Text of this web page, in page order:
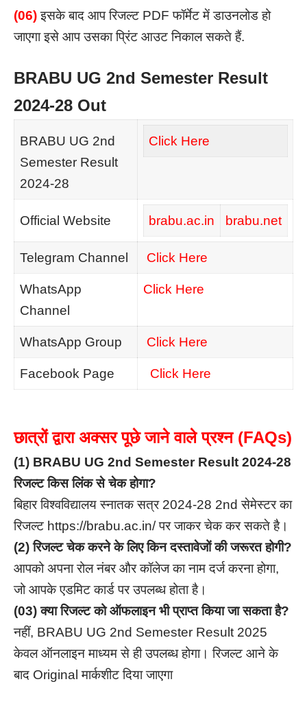
(06) इसके बाद आप रिजल्ट PDF फॉर्मेट में डाउनलोड हो
जाएगा इसे आप उसका प्रिंट आउट निकाल सकते हैं.
BRABU UG 2nd Semester Result
2024-28 Out
BRABU UG 2nd
Semester Result
2024-28
Click Here
Official Website brabu.ac.in brabu.net
Telegram Channel Click Here
WhatsApp
Channel
Click Here
WhatsApp Group Click Here
Facebook Page Click Here
छात्रों द्वारा अक्सर पूछे जाने वाले प्रश्न (FAQs)
(1) BRABU UG 2nd Semester Result 2024-28
रिजल्ट किस लिंक से चेक होगा?
बिहार विश्वविद्यालय स्नातक सत्र 2024-28 2nd सेमेस्टर का
रिजल्ट https://brabu.ac.in/ पर जाकर चेक कर सकते है।
(2) रिजल्ट चेक करने के लिए किन दस्तावेजों की जरूरत होगी?
आपको अपना रोल नंबर और कॉलेज का नाम दर्ज करना होगा,
जो आपके एडमिट कार्ड पर उपलब्ध होता है।
(03) क्या रिजल्ट को ऑफलाइन भी प्राप्त किया जा सकता है?
नहीं, BRABU UG 2nd Semester Result 2025
केवल ऑनलाइन माध्यम से ही उपलब्ध होगा। रिजल्ट आने के
बाद Original मार्कशीट दिया जाएगा